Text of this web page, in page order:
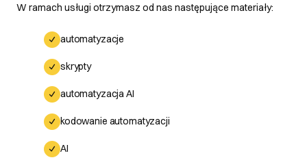
W ramach usługi otrzymasz od nas następujące materiały:
automatyzacje
skrypty
automatyzacja AI
kodowanie automatyzacji
AI